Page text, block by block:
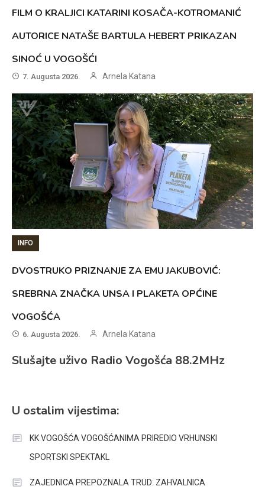
FILM O KRALJICI KATARINI KOSAČA-KOTROMANIĆ
AUTORICE NATAŠE BARTULA HEBERT PRIKAZAN
SINOĆ U VOGOŠĆI
7. Augusta 2026. Arnela Katana
INFO
DVOSTRUKO PRIZNANJE ZA EMU JAKUBOVIĆ:
SREBRNA ZNAČKA UNSA I PLAKETA OPĆINE
VOGOŠĆA
6. Augusta 2026. Arnela Katana
Slušajte uživo Radio Vogošća 88.2MHz
U ostalim vijestima:
KK VOGOŠĆA VOGOŠĆANIMA PRIREDIO VRHUNSKI
SPORTSKI SPEKTAKL
ZAJEDNICA PREPOZNALA TRUD: ZAHVALNICA